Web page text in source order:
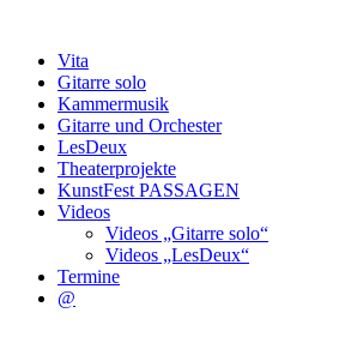
wechseln
Vita
Gitarre solo
Kammermusik
Gitarre und Orchester
LesDeux
Theaterprojekte
KunstFest PASSAGEN
Videos
Videos „Gitarre solo“
Videos „LesDeux“
Termine
@